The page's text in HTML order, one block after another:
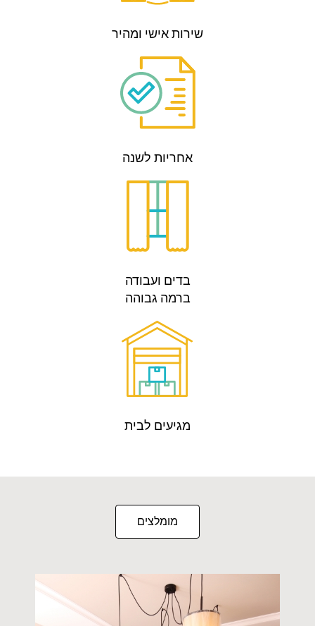
שירות אישי ומהיר
אחריות לשנה
בדים ועבודה
ברמה גבוהה
מגיעים לבית
מומלצים